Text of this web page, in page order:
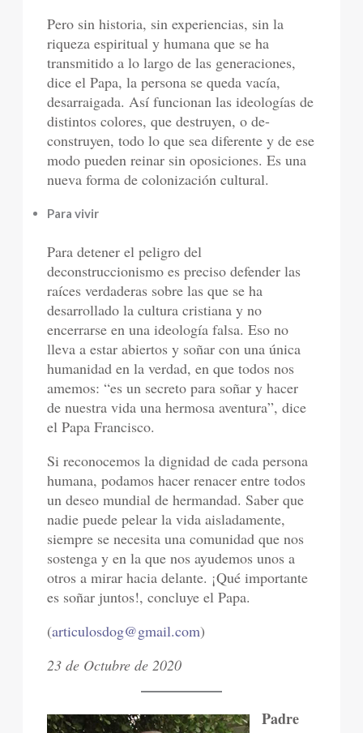
Pero sin historia, sin experiencias, sin la
riqueza espiritual y humana que se ha
transmitido a lo largo de las generaciones,
dice el Papa, la persona se queda vacía,
desarraigada. Así funcionan las ideologías de
distintos colores, que destruyen, o de-
construyen, todo lo que sea diferente y de ese
modo pueden reinar sin oposiciones. Es una
nueva forma de colonización cultural.
Para vivir
Para detener el peligro del
deconstruccionismo es preciso defender las
raíces verdaderas sobre las que se ha
desarrollado la cultura cristiana y no
encerrarse en una ideología falsa. Eso no
lleva a estar abiertos y soñar con una única
humanidad en la verdad, en que todos nos
amemos: “es un secreto para soñar y hacer
de nuestra vida una hermosa aventura”, dice
el Papa Francisco.
Si reconocemos la dignidad de cada persona
humana, podamos hacer renacer entre todos
un deseo mundial de hermandad. Saber que
nadie puede pelear la vida aisladamente,
siempre se necesita una comunidad que nos
sostenga y en la que nos ayudemos unos a
otros a mirar hacia delante. ¡Qué importante
es soñar juntos!, concluye el Papa.
(articulosdog@gmail.com)
23 de Octubre de 2020
Padre